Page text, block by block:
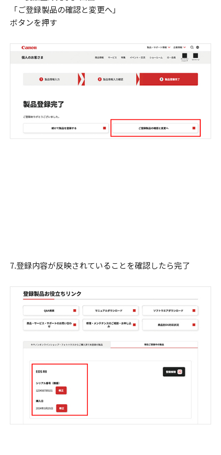
「ご登録製品の確認と変更へ」
ボタンを押す
7.登録内容が反映されていることを確認したら完了